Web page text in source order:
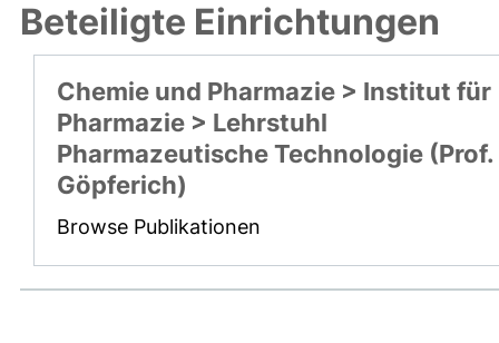
Beteiligte Einrichtungen
Chemie und Pharmazie > Institut für
Pharmazie > Lehrstuhl
Pharmazeutische Technologie (Prof.
Göpferich)
Browse Publikationen